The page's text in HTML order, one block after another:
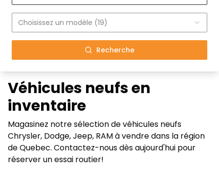
Choisissez un modèle (19)
Recherche
Véhicules neufs en
inventaire
Magasinez notre sélection de véhicules neufs
Chrysler, Dodge, Jeep, RAM à vendre dans la région
de Quebec. Contactez-nous dès aujourd'hui pour
réserver un essai routier!